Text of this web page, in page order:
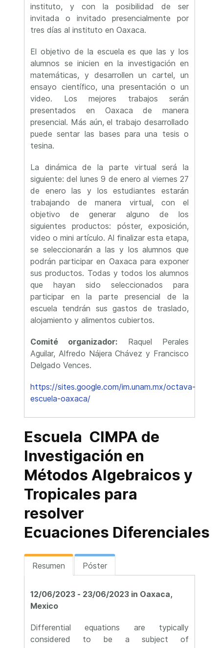
instituto, y con la posibilidad de ser
invitada o invitado presencialmente por
tres días al instituto en Oaxaca.
El objetivo de la escuela es que las y los
alumnos se inicien en la investigación en
matemáticas, y desarrollen un cartel, un
ensayo científico, una presentación o un
video. Los mejores trabajos serán
presentados en Oaxaca de manera
presencial. Más aún, el trabajo desarrollado
puede sentar las bases para una tesis o
tesina.
La dinámica de la parte virtual será la
siguiente: del lunes 9 de enero al viernes 27
de enero las y los estudiantes estarán
trabajando de manera virtual, con el
objetivo de generar alguno de los
siguientes productos: póster, exposición,
video o mini artículo. Al finalizar esta etapa,
se seleccionarán a las y los alumnos que
podrán participar en Oaxaca para exponer
sus productos. Todas y todos los alumnos
que hayan sido seleccionados para
participar en la parte presencial de la
escuela tendrán sus gastos de traslado,
alojamiento y alimentos cubiertos.
Comité organizador: Raquel Perales
Aguilar, Alfredo Nájera Chávez y Francisco
Delgado Vences.
https://sites.google.com/im.unam.mx/octava-
escuela-oaxaca/
Escuela CIMPA de
Investigación en
Métodos Algebraicos y
Tropicales para
resolver
Ecuaciones Diferenciales
Resumen Póster
12/06/2023 - 23/06/2023 in Oaxaca,
Mexico
Differential equations are typically
considered to be a subject of